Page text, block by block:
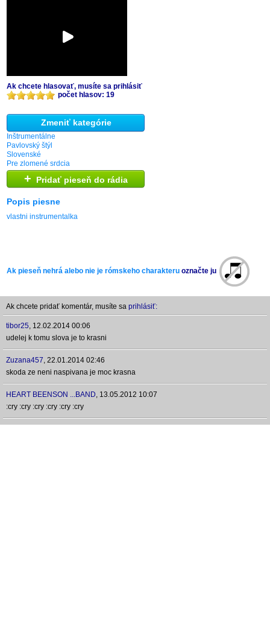
Ak chcete hlasovať, musíte sa prihlásiť
počet hlasov: 19
Zmeniť kategórie
Inštrumentálne
Pavlovský štýl
Slovenské
Pre zlomené srdcia
+ Pridať pieseň do rádia
Popis piesne
vlastni instrumentalka
Ak pieseň nehrá alebo nie je rómskeho charakteru označte ju
Ak chcete pridať komentár, musíte sa prihlásiť:
tibor25, 12.02.2014 00:06
udelej k tomu slova je to krasni
Zuzana457, 22.01.2014 02:46
skoda ze neni naspivana je moc krasna
HEART BEENSON ...BAND, 13.05.2012 10:07
:cry :cry :cry :cry :cry :cry